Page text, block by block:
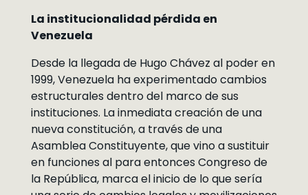
La institucionalidad pérdida en
Venezuela
Desde la llegada de Hugo Chávez al poder en
1999, Venezuela ha experimentado cambios
estructurales dentro del marco de sus
instituciones. La inmediata creación de una
nueva constitución, a través de una
Asamblea Constituyente, que vino a sustituir
en funciones al para entonces Congreso de
la República, marca el inicio de lo que sería